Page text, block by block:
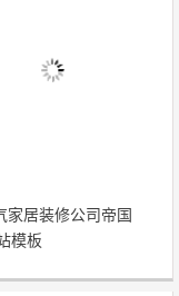
家居装修公司帝国
模板